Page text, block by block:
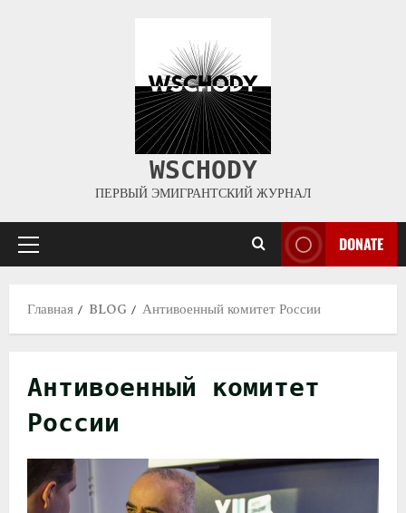
WSCHODY
ПЕРВЫЙ ЭМИГРАНТСКИЙ ЖУРНАЛ
DONATE
Главная BLOG Антивоенный комитет России
Антивоенный комитет
России